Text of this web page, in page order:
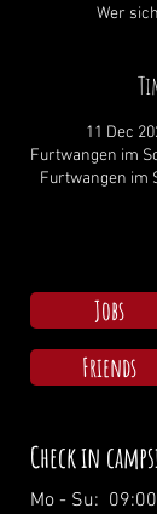
Wer
11 Dec
Furtwangen im
Furtwangen im
Jobs
Friends
Check in
Mo - Su: